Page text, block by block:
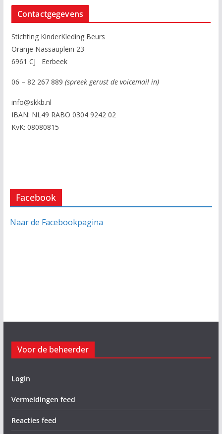
Contactgegevens
Stichting KinderKleding Beurs
Oranje Nassauplein 23
6961 CJ Eerbeek
06 – 82 267 889 (spreek gerust de voicemail in)
info@skkb.nl
IBAN: NL49 RABO 0304 9242 02
KvK: 08080815
Facebook
Naar de Facebookpagina
Voor de beheerder
Login
Vermeldingen feed
Reacties feed